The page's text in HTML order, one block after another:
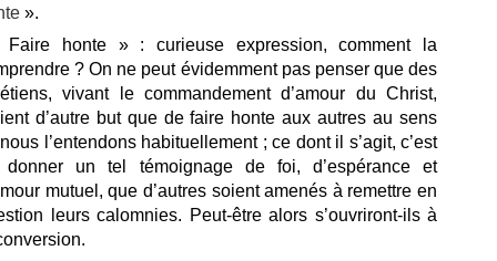
».
honte » : curieuse expression, comment la
? On ne peut évidemment pas penser que des
vivant le commandement d’amour du Christ,
d’autre but que de faire honte aux autres au sens
l’entendons habituellement ; ce dont il s’agit, c’est
donner un tel témoignage de foi, d’espérance et
mutuel, que d’autres soient amenés à remettre en
leurs calomnies. Peut-être alors s’ouvriront-ils à